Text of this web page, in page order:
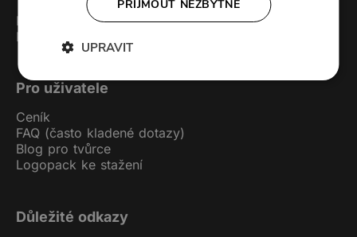
Kontakt
Podcast studio
Pro uživatele
Ceník
FAQ (často kladené dotazy)
Blog pro tvůrce
Logopack ke stažení
Důležité odkazy
PŘIJMOUT NEZBYTNÉ
UPRAVIT